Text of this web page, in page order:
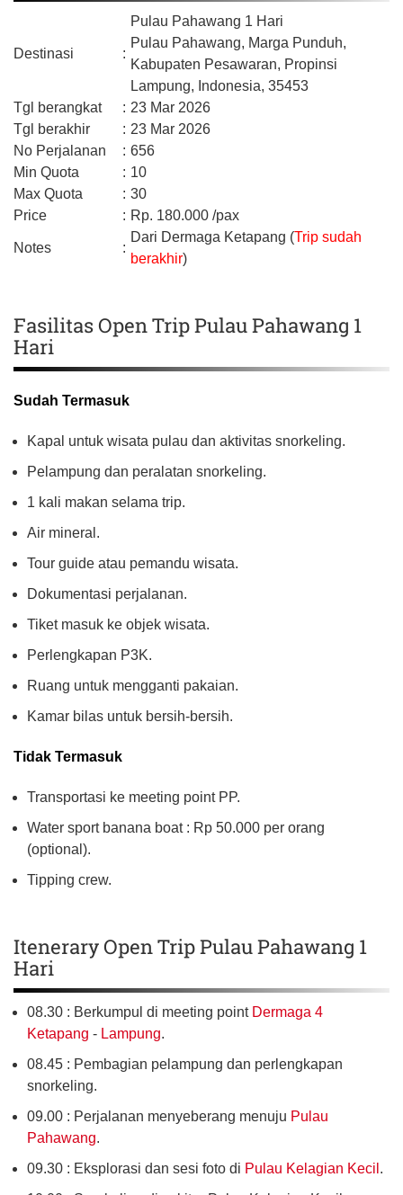
Destinasi :
Pulau Pahawang 1 Hari
Pulau Pahawang, Marga Punduh,
Kabupaten Pesawaran, Propinsi
Lampung, Indonesia, 35453
Tgl berangkat
: 23 Mar 2026
Tgl berakhir
: 23 Mar 2026
No Perjalanan
: 656
Min Quota
: 10
Max Quota
: 30
Price
: Rp. 180.000 /pax
Notes :
Dari Dermaga Ketapang (Trip sudah
berakhir)
Fasilitas Open Trip Pulau Pahawang 1
Hari
Sudah Termasuk
Kapal untuk wisata pulau dan aktivitas snorkeling.
Pelampung dan peralatan snorkeling.
1 kali makan selama trip.
Air mineral.
Tour guide atau pemandu wisata.
Dokumentasi perjalanan.
Tiket masuk ke objek wisata.
Perlengkapan P3K.
Ruang untuk mengganti pakaian.
Kamar bilas untuk bersih-bersih.
Tidak Termasuk
Transportasi ke meeting point PP.
Water sport banana boat : Rp 50.000 per orang
(optional).
Tipping crew.
Itenerary Open Trip Pulau Pahawang 1
Hari
08.30 : Berkumpul di meeting point Dermaga 4
Ketapang - Lampung.
08.45 : Pembagian pelampung dan perlengkapan
snorkeling.
09.00 : Perjalanan menyeberang menuju Pulau
Pahawang.
09.30 : Eksplorasi dan sesi foto di Pulau Kelagian Kecil .